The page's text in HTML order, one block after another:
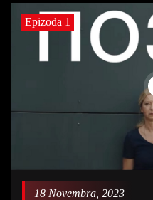
Epizoda 1
18 Novembra, 2023